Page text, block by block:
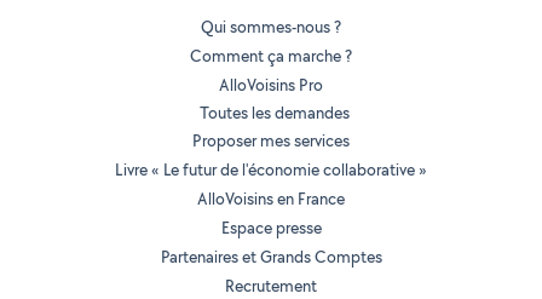
Qui sommes-nous ?
Comment ça marche ?
AlloVoisins Pro
Toutes les demandes
Proposer mes services
Livre « Le futur de l'économie collaborative »
AlloVoisins en France
Espace presse
Partenaires et Grands Comptes
Recrutement